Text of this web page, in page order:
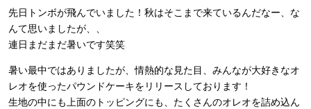
先日トンボが飛んでいました！秋はそこまで来ているんだなー、な
んて思いましたが、、
連日まだまだ暑いです笑笑
暑い最中ではありましたが、情熱的な見た目、みんなが大好きなオ
レオを使ったパウンドケーキをリリースしております！
生地の中にも上面のトッピングにも、たくさんのオレオを詰め込ん